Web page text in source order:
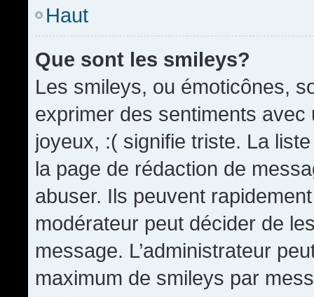
Haut
Que sont les smileys?
Les smileys, ou émoticônes,
exprimer des sentiments
joyeux, :( signifie triste. La
la page de rédaction de
abuser. Ils peuvent
modérateur peut décider de
message. L’administrateur
maximum de smileys par